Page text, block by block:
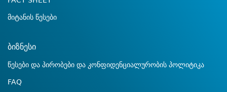
მიტანის წესები
ბიზნესი
წესები და პირობები და კონფიდენციალურობის პოლიტიკა
FAQ